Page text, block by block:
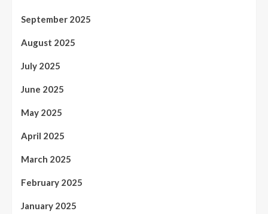
September 2025
August 2025
July 2025
June 2025
May 2025
April 2025
March 2025
February 2025
January 2025